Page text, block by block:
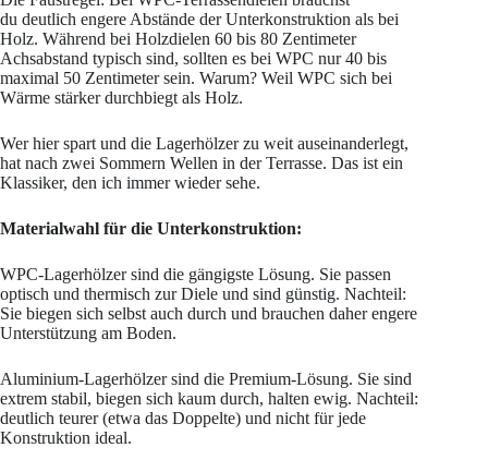
du deutlich engere Abstände der Unterkonstruktion als bei
Holz. Während bei Holzdielen 60 bis 80 Zentimeter
Achsabstand typisch sind, sollten es bei WPC nur 40 bis
maximal 50 Zentimeter sein. Warum? Weil WPC sich bei
Wärme stärker durchbiegt als Holz.
Wer hier spart und die Lagerhölzer zu weit auseinanderlegt,
hat nach zwei Sommern Wellen in der Terrasse. Das ist ein
Klassiker, den ich immer wieder sehe.
Materialwahl für die Unterkonstruktion:
WPC-Lagerhölzer sind die gängigste Lösung. Sie passen
optisch und thermisch zur Diele und sind günstig. Nachteil:
Sie biegen sich selbst auch durch und brauchen daher engere
Unterstützung am Boden.
Aluminium-Lagerhölzer sind die Premium-Lösung. Sie sind
extrem stabil, biegen sich kaum durch, halten ewig. Nachteil:
deutlich teurer (etwa das Doppelte) und nicht für jede
Konstruktion ideal.